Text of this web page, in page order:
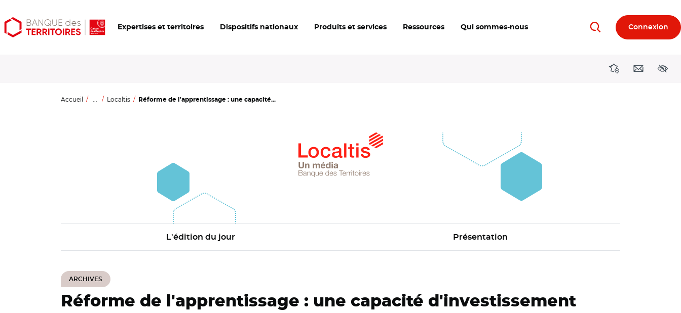
Aller
au
Aller
au
Ouvrir
les
Expertises et territoires Dispositifs nationaux Produits et services Ressources Qui sommes-nous RechercherConnexion
DirectionsContact
Accueil ... Localtis Réforme de l'apprentissage : une capacité...
L'édition du jour Présentation
ARCHIVES
Réforme de l'apprentissage : une capacité d'investissement